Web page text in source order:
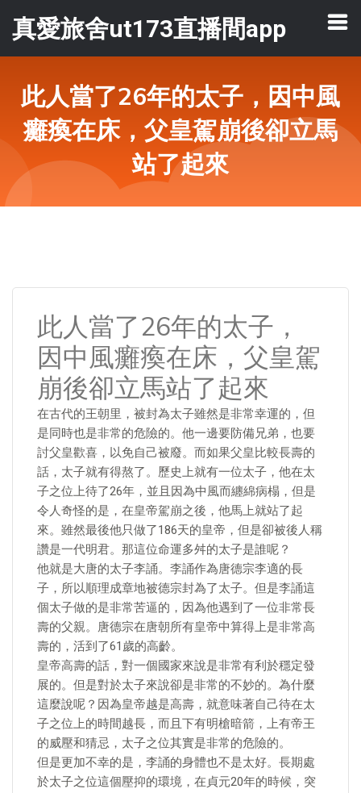
真愛旅舍ut173直播間app
此人當了26年的太子，因中風
癱瘓在床，父皇駕崩後卻立馬
站了起來
此人當了26年的太子，
因中風癱瘓在床，父皇駕
崩後卻立馬站了起來
在古代的王朝里，被封為太子雖然是非常幸運的，但
是同時也是非常的危險的。他一邊要防備兄弟，也要
討父皇歡喜，以免自己被廢。而如果父皇比較長壽的
話，太子就有得熬了。歷史上就有一位太子，他在太
子之位上待了26年，並且因為中風而纏綿病榻，但是
令人奇怪的是，在皇帝駕崩之後，他馬上就站了起
來。雖然最後他只做了186天的皇帝，但是卻被後人稱
讚是一代明君。那這位命運多舛的太子是誰呢？
他就是大唐的太子李誦。李誦作為唐德宗李適的長
子，所以順理成章地被德宗封為了太子。但是李誦這
個太子做的是非常苦逼的，因為他遇到了一位非常長
壽的父親。唐德宗在唐朝所有皇帝中算得上是非常高
壽的，活到了61歲的高齡。
皇帝高壽的話，對一個國家來說是非常有利於穩定發
展的。但是對於太子來說卻是非常的不妙的。為什麼
這麼說呢？因為皇帝越是高壽，就意味著自己待在太
子之位上的時間越長，而且下有明槍暗箭，上有帝王
的威壓和猜忌，太子之位其實是非常的危險的。
但是更加不幸的是，李誦的身體也不是太好。長期處
於太子之位這個壓抑的環境，在貞元20年的時候，突